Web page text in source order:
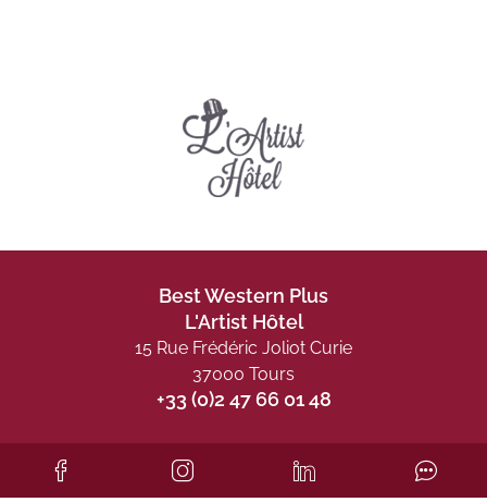
Best Western Plus
L'Artist Hôtel
15 Rue Frédéric Joliot Curie
37000 Tours
+33 (0)2 47 66 01 48